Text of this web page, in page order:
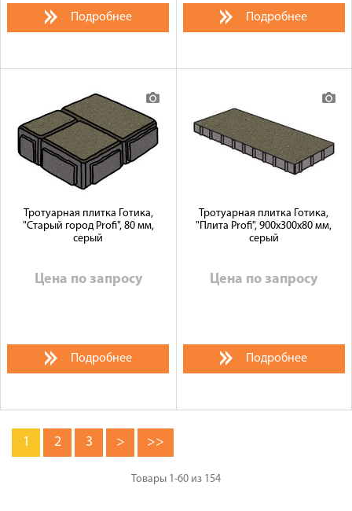
Подробнее Подробнее
Тротуарная плитка Готика,
"Старый город Profi", 80 мм,
серый
Цена по запросу
Подробнее
Тротуарная плитка Готика,
"Плита Profi", 900x300x80 мм,
серый
Цена по запросу
Подробнее
1 2 3 > >>
Товары 1-60 из 154